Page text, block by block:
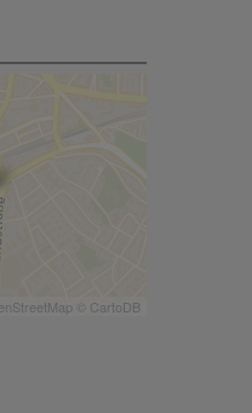
© CartoDB